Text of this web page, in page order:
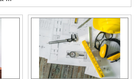
Background
...